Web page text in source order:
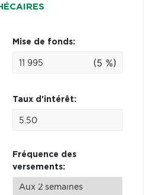
Mise de fonds:
(5 %)
Taux d'intérêt:
Fréquence des
versements: